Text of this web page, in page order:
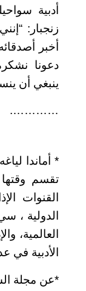
زنجبار:
أخبر
دعونا
ينبغي أن
………….
* أماندا
تقسم
القنوات
الدولية ،
العالمية،
الأدبية في
*عن مجلة